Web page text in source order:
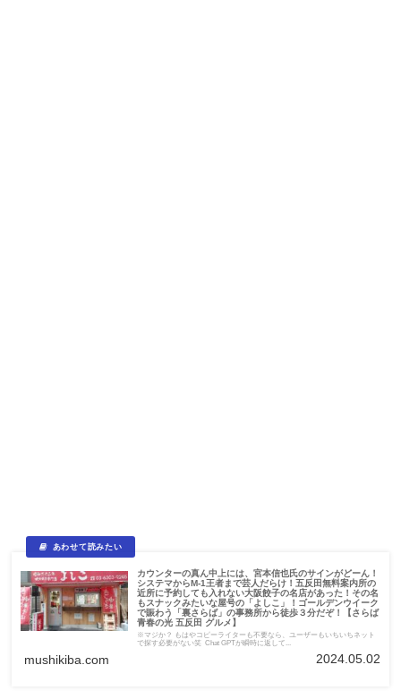
カウンターの真ん中上には、宮本信也氏のサインがどーん！
システマからM-1王者まで芸人だらけ！五反田無料案内所の
近所に予約しても入れない大阪餃子の名店があった！その名
もスナックみたいな屋号の「よしこ」！ゴールデンウイーク
で賑わう「裏さらば」の事務所から徒歩３分だぞ！【さらば
青春の光 五反田 グルメ】
※マジか？ もはやコピーライターも不要なら、ユーザーもいちいちネット
で探す必要がない笑 Chat GPTが瞬時に返して...
mushikiba.com 2024.05.02